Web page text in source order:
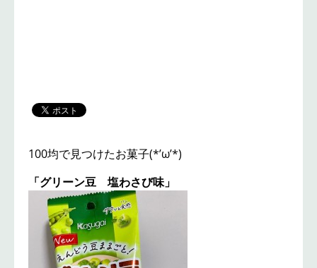
100均で見つけたお菓子(*’ω’*)
「グリーン豆 塩わさび味」